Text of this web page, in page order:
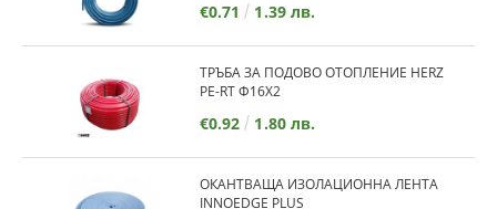
€0.71 1.39 лв.
ТРЪБА ЗА ПОДОВО ОТОПЛЕНИЕ HERZ
PE-RT Ф16Х2
€0.92 1.80 лв.
ОКАНТВАЩА ИЗОЛАЦИОННА ЛЕНТА
INNOEDGE PLUS